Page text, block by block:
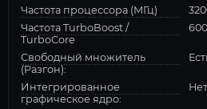
Частота процессора (МГц)
Частота TurboBoost /
TurboCore
Свободный множитель
(Разгон):
Интегрированное
графическое ядро:
Нет